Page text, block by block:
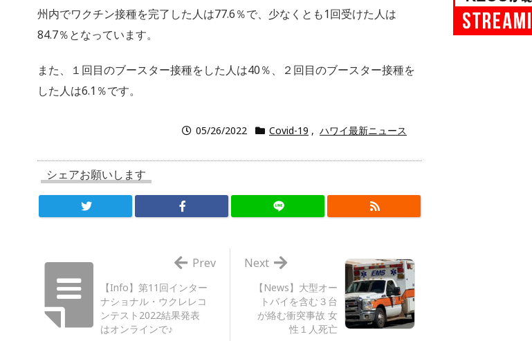
州内でワクチン接種を完了した人は77.6％で、少なくとも1回受けた人は
84.7％となっています。
また、１回目のブースター接種をした人は40％、２回目のブースター接種を
した人は6.1％です。
05/26/2022 Covid-19 , ハワイ最新ニュース
シェアお願いします
【News】大型オー
トバイを含む３台
が絡む衝突事故 女
性１人死亡
Next
【Info】第11回インター
ナショナル・ウクレレコ
ンテスト2022結果発表
はオンラインで♪
Prev